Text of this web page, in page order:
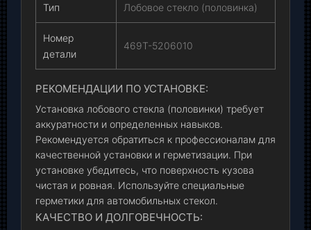
Тип Лобовое стекло (половинка)
Номер
детали
469Т-5206010
РЕКОМЕНДАЦИИ ПО УСТАНОВКЕ:
Установка лобового стекла (половинки) требует
аккуратности и определенных навыков.
Рекомендуется обратиться к профессионалам для
качественной установки и герметизации. При
установке убедитесь, что поверхность кузова
чистая и ровная. Используйте специальные
герметики для автомобильных стекол.
КАЧЕСТВО И ДОЛГОВЕЧНОСТЬ: